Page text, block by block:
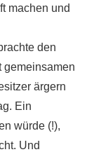
machen und
den
gemeinsamen
ärgern
Ein
würde (!),
Und